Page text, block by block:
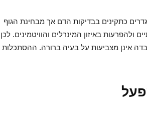
כתקינים בבדיקות הדם אך מבחינת הגוף
ולהפרעות באיזון המינרלים והוויטמינים. לכן
אינן מצביעות על בעיה ברורה. ההסתכלות